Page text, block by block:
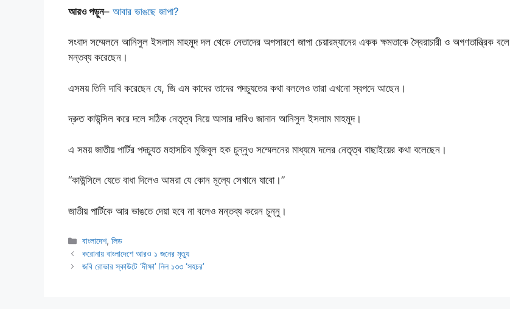
আরও পড়ুন– আবার ভাঙছে জাপা?
সংবাদ সম্মেলনে আনিসুল ইসলাম মাহমুদ দল থেকে নেতাদের অপসারণে জাপা চেয়ারম্যানের একক ক্ষমতাকে স্বৈরাচারী ও অগণতান্ত্রিক বলে
মন্তব্য করেছেন।
এসময় তিনি দাবি করেছেন যে, জি এম কাদের তাদের পদচ্যুতের কথা বললেও তারা এখনো স্বপদে আছেন।
দ্রুত কাউন্সিল করে দলে সঠিক নেতৃত্ব নিয়ে আসার দাবিও জানান আনিসুল ইসলাম মাহমুদ।
এ সময় জাতীয় পার্টির পদচ্যুত মহাসচিব মুজিবুল হক চুন্নুও সম্মেলনের মাধ্যমে দলের নেতৃত্ব বাছাইয়ের কথা বলেছেন।
“কাউন্সিলে যেতে বাধা দিলেও আমরা যে কোন মূল্যে সেখানে যাবো।”
জাতীয় পার্টিকে আর ভাঙতে দেয়া হবে না বলেও মন্তব্য করেন চুন্নু।
Categories
বাংলাদেশ,লিড
করোনায় বাংলাদেশে আরও ১ জনের মৃত্যু
জবি রোভার স্কাউটে ‘দীক্ষা’ নিল ১৩৩ ‘সহচর’